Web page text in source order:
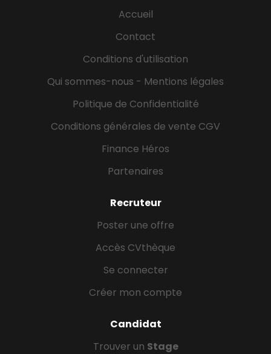
Transformer et envoyer les produits demandés, -
Assurer et vérifier le conditionnement des produits
techniques, - Communiquer avec vos collègues
pour permettre un service...
Accueil
Contact
Conditions d'utilisation
Qui sommes-nous - Mentions légales
Politique de Confidentialité
Conditions générales de vente CGV
Finance Héros
Partenaires
Recruteur
Poster une offre
Accès CVthèque
Se connecter
Créer mon compte
Candidat
Trouver un Stage